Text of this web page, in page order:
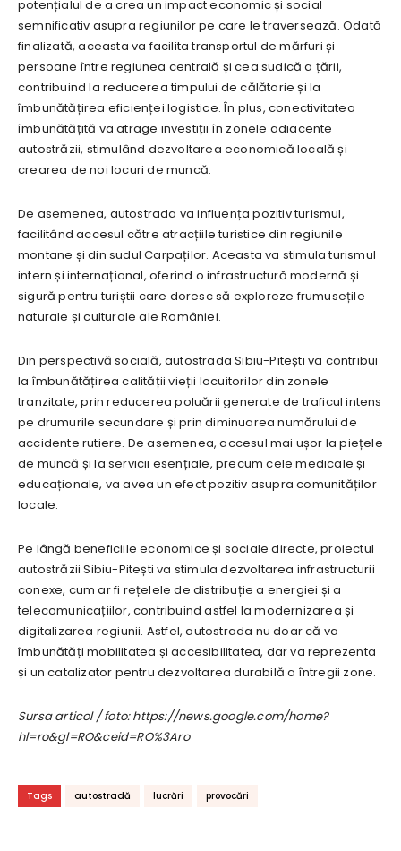
potențialul de a crea un impact economic și social
semnificativ asupra regiunilor pe care le traversează. Odată
finalizată, aceasta va facilita transportul de mărfuri și
persoane între regiunea centrală și cea sudică a țării,
contribuind la reducerea timpului de călătorie și la
îmbunătățirea eficienței logistice. În plus, conectivitatea
îmbunătățită va atrage investiții în zonele adiacente
autostrăzii, stimulând dezvoltarea economică locală și
crearea de noi locuri de muncă.
De asemenea, autostrada va influența pozitiv turismul,
facilitând accesul către atracțiile turistice din regiunile
montane și din sudul Carpaților. Aceasta va stimula turismul
intern și internațional, oferind o infrastructură modernă și
sigură pentru turiștii care doresc să exploreze frumusețile
naturale și culturale ale României.
Din perspectivă socială, autostrada Sibiu-Pitești va contribui
la îmbunătățirea calității vieții locuitorilor din zonele
tranzitate, prin reducerea poluării generate de traficul intens
pe drumurile secundare și prin diminuarea numărului de
accidente rutiere. De asemenea, accesul mai ușor la piețele
de muncă și la servicii esențiale, precum cele medicale și
educaționale, va avea un efect pozitiv asupra comunităților
locale.
Pe lângă beneficiile economice și sociale directe, proiectul
autostrăzii Sibiu-Pitești va stimula dezvoltarea infrastructurii
conexe, cum ar fi rețelele de distribuție a energiei și a
telecomunicațiilor, contribuind astfel la modernizarea și
digitalizarea regiunii. Astfel, autostrada nu doar că va
îmbunătăți mobilitatea și accesibilitatea, dar va reprezenta
și un catalizator pentru dezvoltarea durabilă a întregii zone.
Sursa articol / foto: https://news.google.com/home?
hl=ro&gl=RO&ceid=RO%3Aro
Tags autostradă lucrări provocări